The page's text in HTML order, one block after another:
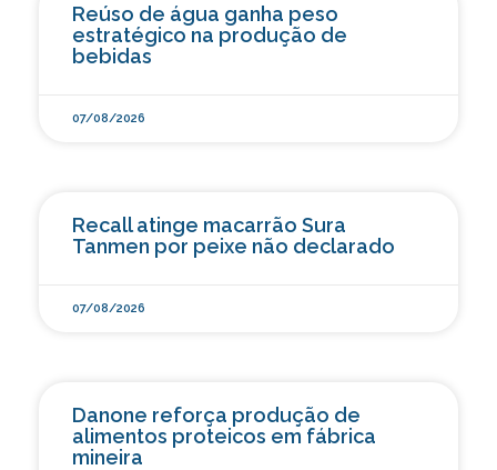
Reúso de água ganha peso
estratégico na produção de
bebidas
07/08/2026
Recall atinge macarrão Sura
Tanmen por peixe não declarado
07/08/2026
Danone reforça produção de
alimentos proteicos em fábrica
mineira